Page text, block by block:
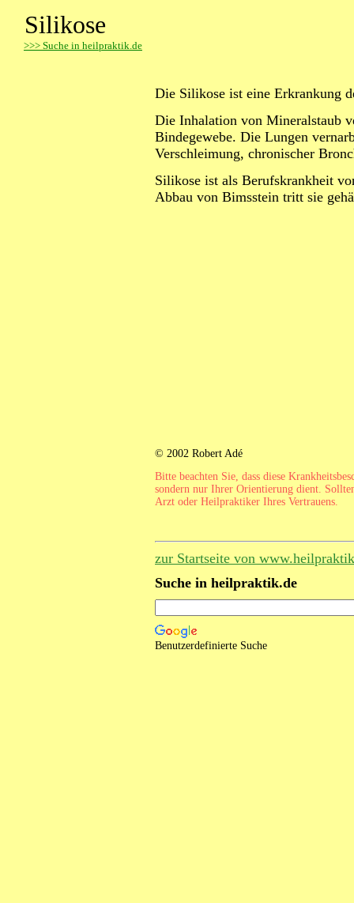
Silikose
>>> Suche in heilpraktik.de
Die Silikose ist eine Erkrankung
Die Inhalation von Mineralstaub
Bindegewebe. Die Lungen
Verschleimung, chronischer
Silikose ist als Berufskrankheit
Abbau von Bimsstein tritt sie
© 2002 Robert Adé
Bitte beachten Sie, dass diese
sondern nur Ihrer Orientierung dient.
Arzt oder Heilpraktiker Ihres Vertrauens.
zur Startseite von
Suche in heilpraktik.de
Benutzerdefinierte Suche